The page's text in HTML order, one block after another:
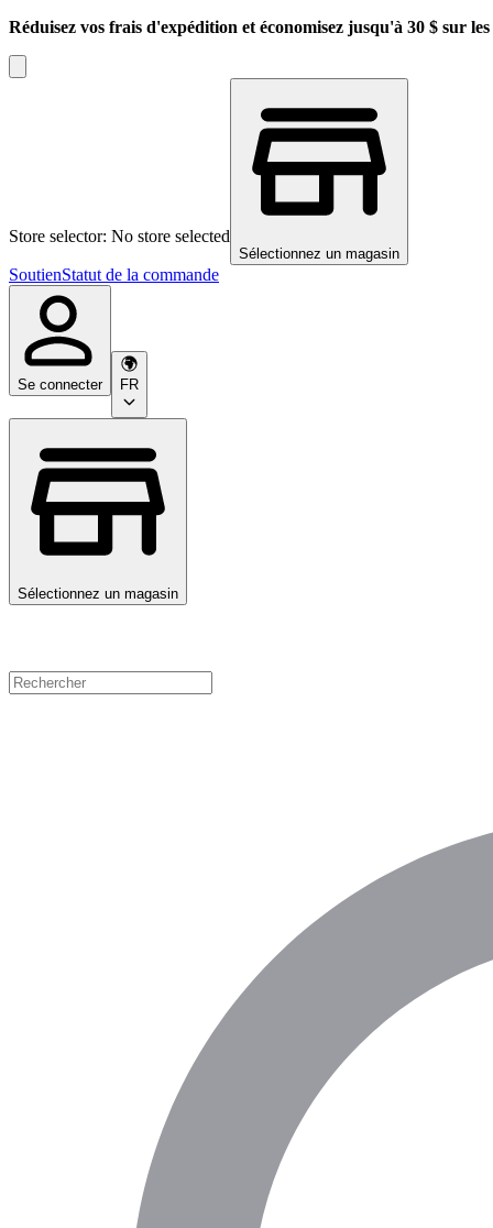
Réduisez vos frais d'expédition et économisez jusqu'à 30 $ sur
Store selector: No store selected
Sélectionnez un magasin
SoutienStatut de la commande
Se connecter FR
Sélectionnez un magasin